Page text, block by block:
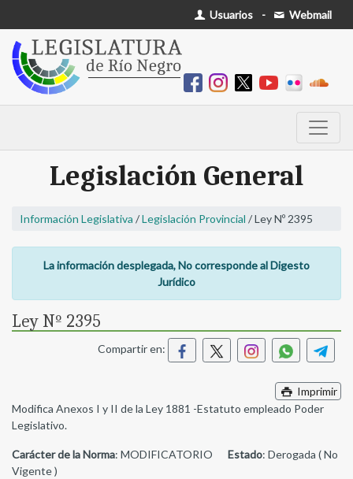
Usuarios - Webmail
Legislación General
Información Legislativa /Legislación Provincial / Ley Nº 2395
La información desplegada, No corresponde al Digesto
Jurídico
Ley Nº 2395
Compartir en:
Imprimir
Modifica Anexos I y II de la Ley 1881 -Estatuto empleado Poder
Legislativo.
Carácter de la Norma: MODIFICATORIO Estado: Derogada ( No
Vigente )